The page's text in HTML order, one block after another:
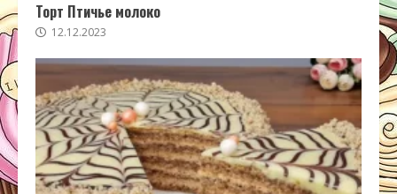
Торт Птичье молоко
12.12.2023